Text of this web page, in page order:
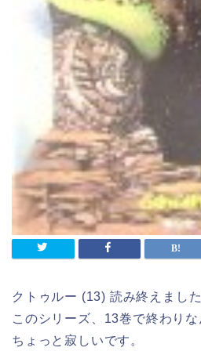
クトゥルー (13) 読み終えました
このシリーズ、13巻で終わりな
ちょっと寂しいです。